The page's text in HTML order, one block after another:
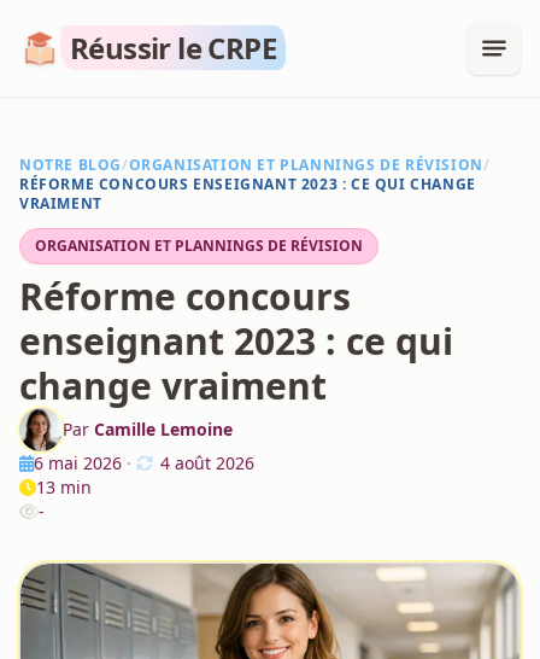
Réussir le CRPE
NOTRE BLOG/ORGANISATION ET PLANNINGS DE RÉVISION/
RÉFORME CONCOURS ENSEIGNANT 2023 : CE QUI CHANGE
VRAIMENT
ORGANISATION ET PLANNINGS DE RÉVISION
Réforme concours
enseignant 2023 : ce qui
change vraiment
Par Camille Lemoine
6 mai 2026 ·
4 août 2026
13 min
-